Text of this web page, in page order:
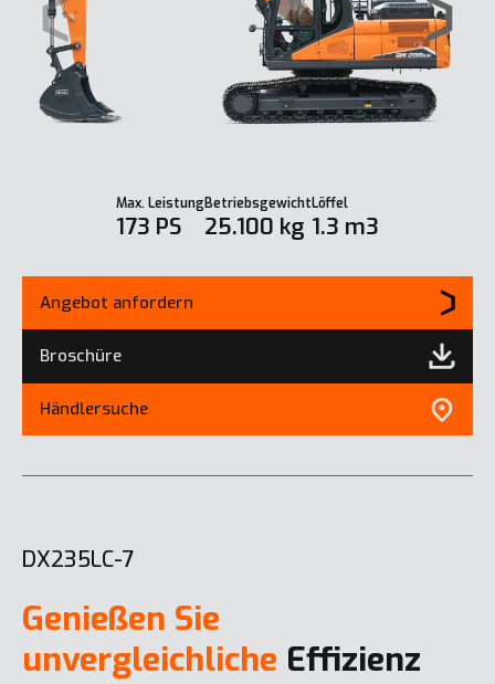
Max. Leistung
173 PS
Betriebsgewicht
25.100 kg
Löffel
1.3 m3
Angebot anfordern
Broschüre
Händlersuche
DX235LC-7
Genießen Sie
unvergleichliche Effizienz